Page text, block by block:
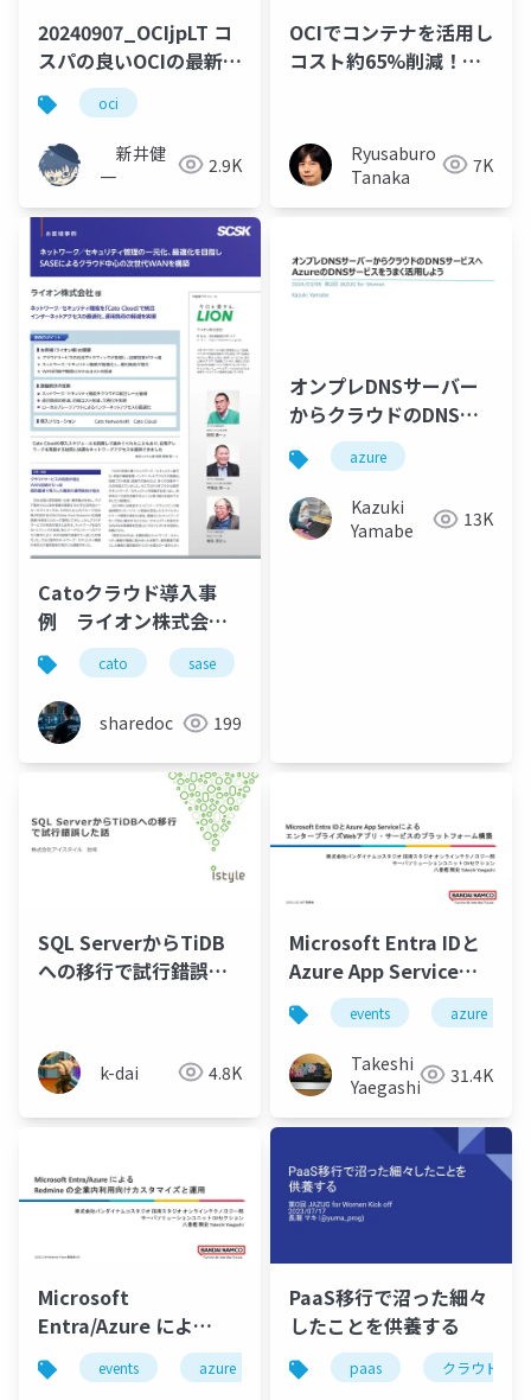
20240907_OCIjpLT コ
スパの良いOCIの最新事
例
oci
新井健
一
2.9K
OCIでコンテナを活用し
コスト約65%削減！ユ
「ドクセル」の移行
Ryusaburo
Tanaka
7K
Catoクラウド導入事
例 ライオン株式会社
様
cato sase
sharedoc 199
オンプレDNSサーバー
からクラウドのDNSサ
ービスへAzureのDNS
サービスをうまく活用
しよう
azure
Kazuki
Yamabe
13K
SQL ServerからTiDB
への移行で試行錯誤し
k-dai 4.8K
Microsoft Entra IDと
Azure App Serviceに
よる エンタープライズ
Webアプリ・サービス
のプラットフォーム構
築
events azure
Takeshi
Yaegashi
31.4K
Microsoft
Entra/Azure によ
る Redmine の企業内
利用向けカスタマイズ
events azure
PaaS移行で沼った細々
したことを供養する
paas クラウド移行